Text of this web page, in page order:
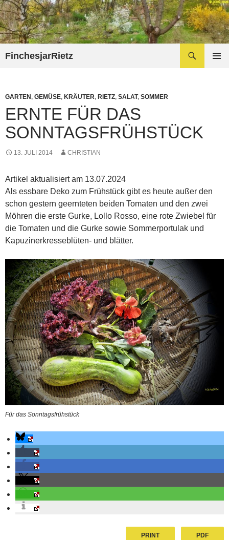
Zum
Inhalt
springen
FinchesjarRietz
GARTEN , GEMÜSE, KRÄUTER, RIETZ, SALAT, SOMMER
ERNTE FÜR DAS
SONNTAGSFRÜHSTÜCK
13. JULI 2014 CHRISTIAN
Artikel aktualisiert am 13.07.2024
Als essbare Deko zum Frühstück gibt es heute außer den
schon gestern geernteten beiden Tomaten und den zwei
Möhren die erste Gurke, Lollo Rosso, eine rote Zwiebel für
die Tomaten und die Gurke sowie Sommerportulak und
Kapuzinerkresseblüten- und blätter.
Für das Sonntagsfrühstück
PRINT PDF